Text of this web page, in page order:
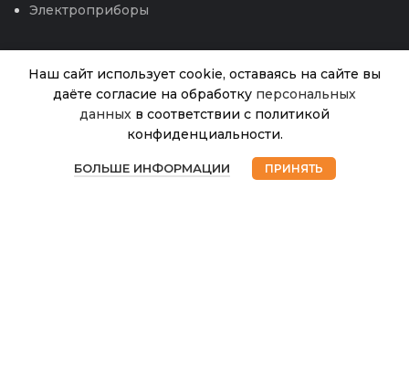
Электроприборы
Наш сайт использует cookie, оставаясь на сайте вы
даёте согласие на обработку персональных
данных в соответствии с политикой
конфиденциальности.
БОЛЬШЕ ИНФОРМАЦИИ ПРИНЯТЬ
1л ТО-82/1269.00 ₽
наличии
Магазин Избранное Корзина Мой аккаунт